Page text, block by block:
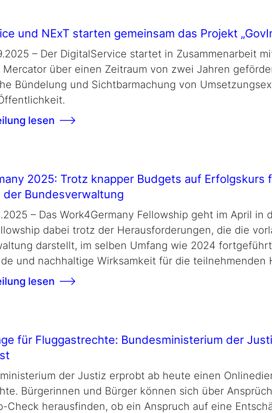
und NExT starten gemeinsam das Projekt „
– Der DigitalService startet in Zusammenarbeit
über einen Zeitraum von zwei Jahren
Bündelung und Sichtbarmachung von
lesen
2025: Trotz knapper Budgets auf Erfolgskurs
der Bundesverwaltung
– Das Work4Germany Fellowship geht im April in
dabei trotz der Herausforderungen, die die
darstellt, im selben Umfang wie 2024
und nachhaltige Wirksamkeit für die teilnehmenden
lesen
für Fluggastrechte: Bundesministerium der
der Justiz erprobt ab heute einen
Bürgerinnen und Bürger können sich über
Check herausfinden, ob ein Anspruch auf eine